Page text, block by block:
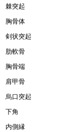
棘突起
胸骨体
剣状突起
肋軟骨
胸骨端
肩甲骨
烏口突起
下角
内側縁